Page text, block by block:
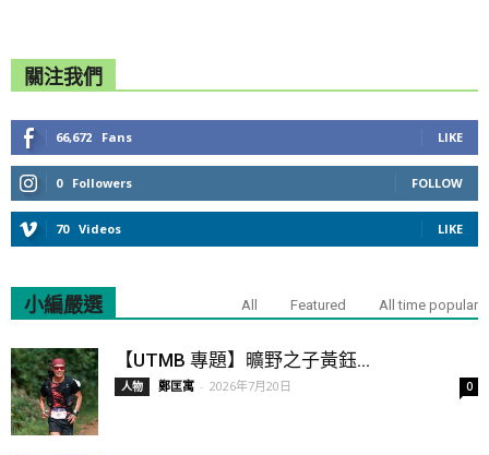
關注我們
66,672 Fans LIKE
0 Followers FOLLOW
70 Videos LIKE
小編嚴選 All Featured All time popular
【UTMB 專題】曠野之子黃鈺...
人物 鄭匡寓 - 2026年7月20日 0